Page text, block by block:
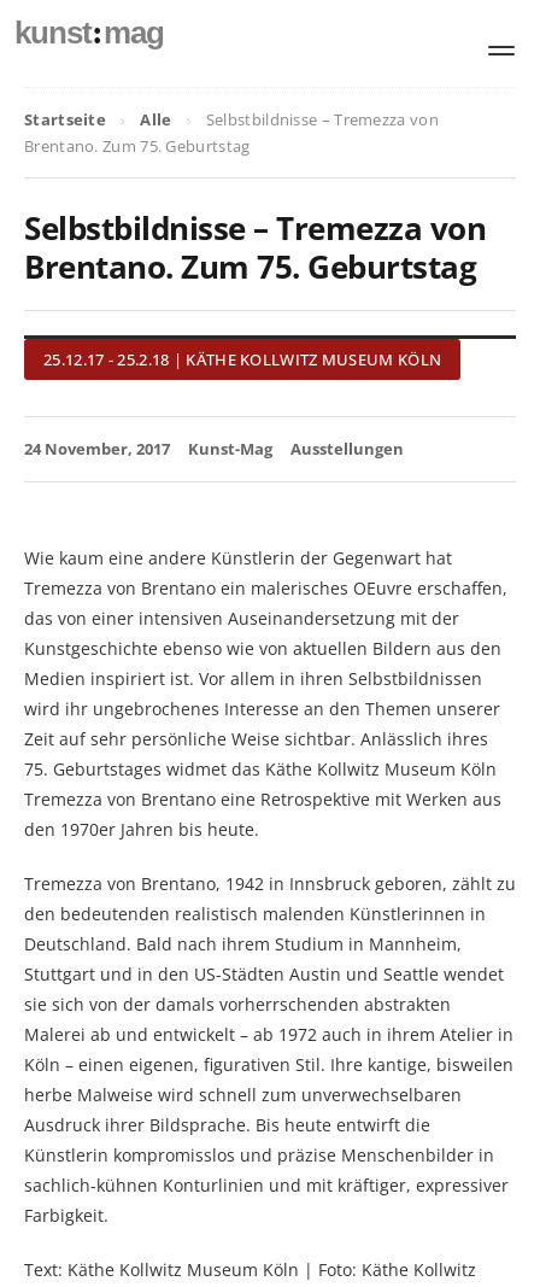
kunst:mag
Startseite Alle
Selbstbildnisse – Tremezza von
Brentano. Zum 75. Geburtstag
Selbstbildnisse – Tremezza von
Brentano. Zum 75. Geburtstag
25.12.17 - 25.2.18 | KÄTHE KOLLWITZ MUSEUM KÖLN
24 November, 2017 Kunst-Mag Ausstellungen
Wie kaum eine andere Künstlerin der Gegenwart hat
Tremezza von Brentano ein malerisches OEuvre erschaffen,
das von einer intensiven Auseinandersetzung mit der
Kunstgeschichte ebenso wie von aktuellen Bildern aus den
Medien inspiriert ist. Vor allem in ihren Selbstbildnissen
wird ihr ungebrochenes Interesse an den Themen unserer
Zeit auf sehr persönliche Weise sichtbar. Anlässlich ihres
75. Geburtstages widmet das Käthe Kollwitz Museum Köln
Tremezza von Brentano eine Retrospektive mit Werken aus
den 1970er Jahren bis heute.
Tremezza von Brentano, 1942 in Innsbruck geboren, zählt zu
den bedeutenden realistisch malenden Künstlerinnen in
Deutschland. Bald nach ihrem Studium in Mannheim,
Stuttgart und in den US-Städten Austin und Seattle wendet
sie sich von der damals vorherrschenden abstrakten
Malerei ab und entwickelt – ab 1972 auch in ihrem Atelier in
Köln – einen eigenen, figurativen Stil. Ihre kantige, bisweilen
herbe Malweise wird schnell zum unverwechselbaren
Ausdruck ihrer Bildsprache. Bis heute entwirft die
Künstlerin kompromisslos und präzise Menschenbilder in
sachlich-kühnen Konturlinien und mit kräftiger, expressiver
Farbigkeit.
Text: Käthe Kollwitz Museum Köln | Foto: Käthe Kollwitz